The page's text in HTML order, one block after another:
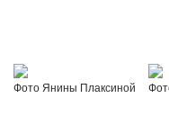
Фото Янины Плаксиной